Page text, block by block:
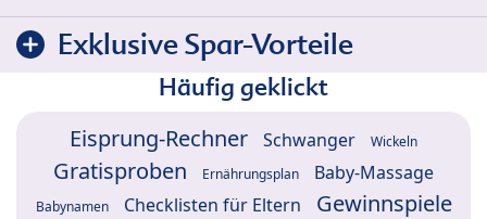
Exklusive Spar-Vorteile
Häufig geklickt
Eisprung-Rechner Schwanger Wickeln
Gratisproben Ernährungsplan Baby-Massage
Babynamen Checklisten für Eltern
Gewinnspiele